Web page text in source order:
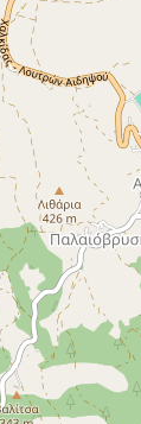
Raval
Δημητρίου